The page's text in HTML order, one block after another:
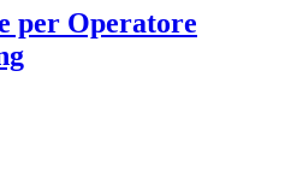
per Operatore